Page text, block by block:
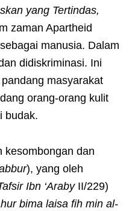
yang Tertindas,
zaman Apartheid
manusia. Dalam
didiskriminasi. Ini
masyarakat
orang-orang kulit
budak.
kesombongan dan
), yang oleh
Ibn ‘ArabyII/229)
bima laisa fih min al-